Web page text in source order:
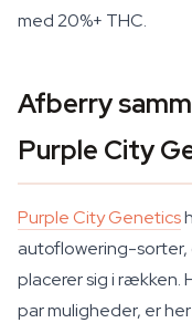
med 20%+ THC.
Afberry
Purple City
Purple City Genetics
autoflowering-
placerer sig i rækken.
par muligheder, er